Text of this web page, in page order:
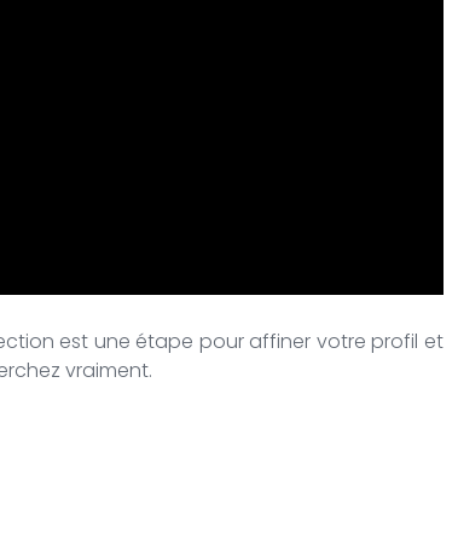
est une étape pour affiner votre profil et
vraiment.